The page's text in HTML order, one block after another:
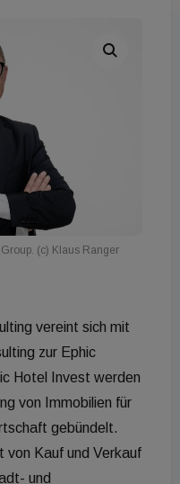
(c) Klaus Ranger
vereint sich mit
zur Ephic
Hotel Invest werden
von Immobilien für
gebündelt.
von Kauf und Verkauf
und